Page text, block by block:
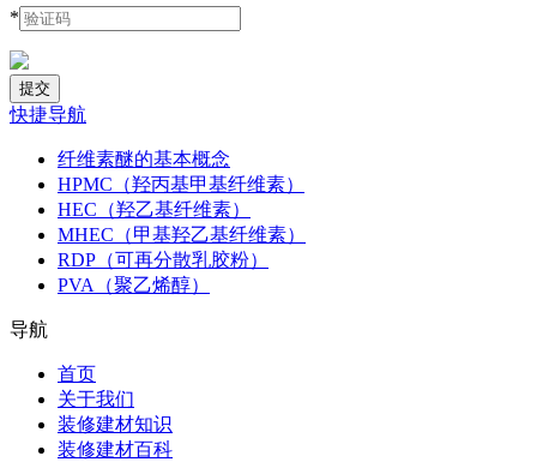
*
快捷导航
纤维素醚的基本概念
HPMC（羟丙基甲基纤维素）
HEC（羟乙基纤维素）
MHEC（甲基羟乙基纤维素）
RDP（可再分散乳胶粉）
PVA（聚乙烯醇）
导航
首页
关于我们
装修建材知识
装修建材百科